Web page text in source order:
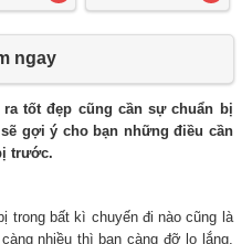
ngay
tốt đẹp cũng cần sự chuẩn bị
gợi ý cho bạn những điều cần
trước.
trong bất kì chuyến đi nào cũng là
nhiều thì bạn càng đỡ lo lắng,